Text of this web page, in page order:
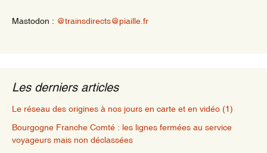
Mastodon : @trainsdirects@piaille.fr
Les derniers articles
Le réseau des origines à nos jours en carte et en vidéo (1)
Bourgogne Franche Comté : les lignes fermées au service
voyageurs mais non déclassées